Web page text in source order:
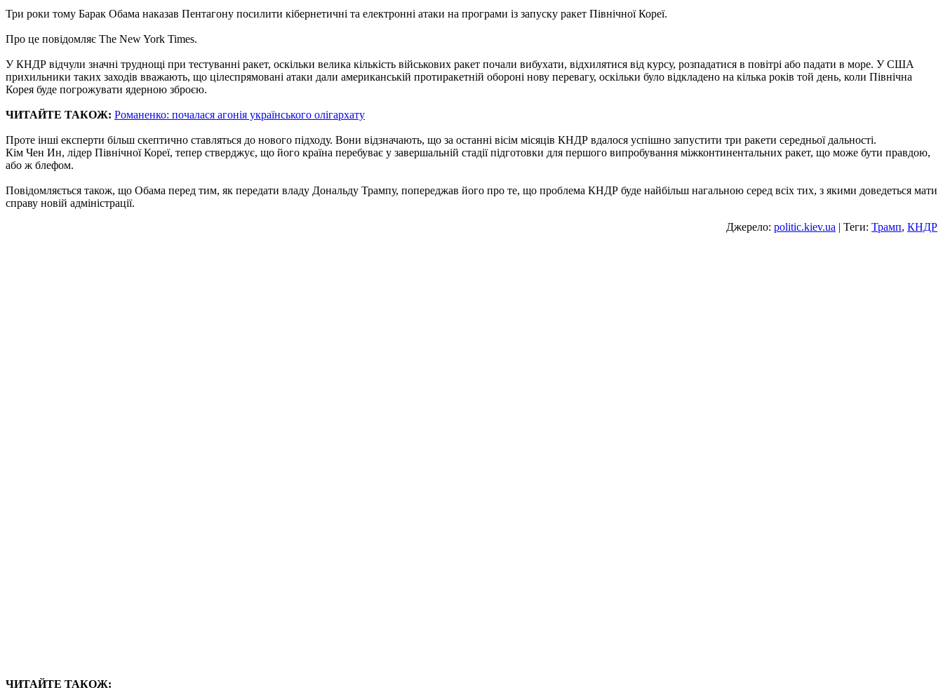
Три роки тому Барак Обама наказав Пентагону посилити кібернетичні та електронні атаки на програми із запуску ракет Північної Кореї.
Про це повідомляє The New York Times.
У КНДР відчули значні труднощі при тестуванні ракет, оскільки велика кількість військових ракет почали вибухати, відхилятися від курсу, розпадатися в повітрі або падати в море. У США
прихильники таких заходів вважають, що цілеспрямовані атаки дали американській протиракетній обороні нову перевагу, оскільки було відкладено на кілька років той день, коли Північна
Корея буде погрожувати ядерною зброєю.
ЧИТАЙТЕ ТАКОЖ: Романенко: почалася агонія українського олігархату
Проте інші експерти більш скептично ставляться до нового підходу. Вони відзначають, що за останні вісім місяців КНДР вдалося успішно запустити три ракети середньої дальності.
Кім Чен Ин, лідер Північної Кореї, тепер стверджує, що його країна перебуває у завершальній стадії підготовки для першого випробування міжконтинентальних ракет, що може бути правдою,
або ж блефом.
Повідомляється також, що Обама перед тим, як передати владу Дональду Трампу, попереджав його про те, що проблема КНДР буде найбільш нагальною серед всіх тих, з якими доведеться мати
справу новій адміністрації.
Джерело: politic.kiev.ua | Теги: Трамп, КНДР
ЧИТАЙТЕ ТАКОЖ: